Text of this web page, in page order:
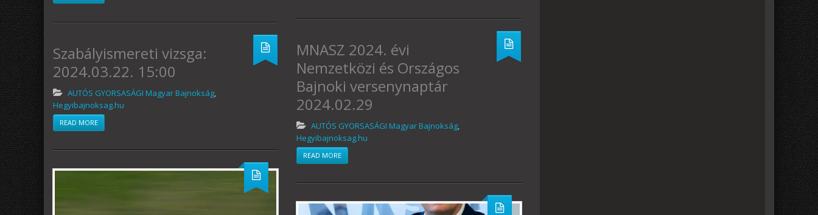
Szabályismereti vizsga:
2024.03.22. 15:00
AUTÓS GYORSASÁGI Magyar Bajnokság,
Hegyibajnoksag.hu
READ MORE
MNASZ 2024. évi
Nemzetközi és Országos
Bajnoki versenynaptár
2024.02.29
AUTÓS GYORSASÁGI Magyar Bajnokság,
Hegyibajnoksag.hu
READ MORE